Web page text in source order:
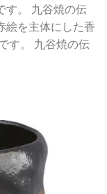
す。 九谷焼の伝
絵を主体にした香
す。 九谷焼の伝